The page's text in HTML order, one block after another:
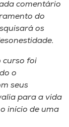
comentário
do
os
curso foi
o
seus
para a vida
início de uma